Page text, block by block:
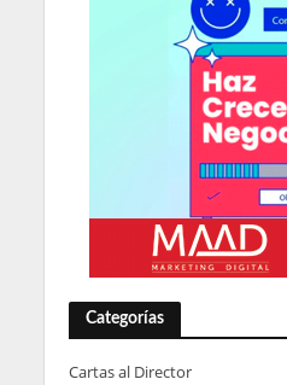
Categorías
Cartas al Director